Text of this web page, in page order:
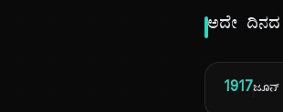
ಅದೇ
1917ಜೂನ್